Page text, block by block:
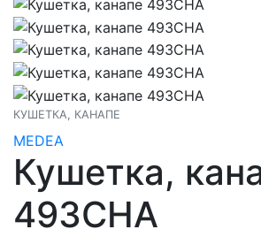
КУШЕТКА, КАНАПЕ
MEDEA
Кушетка,
493CHA